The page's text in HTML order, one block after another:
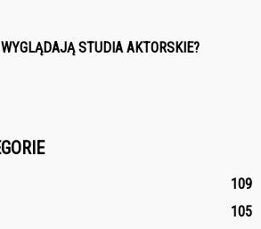
STUDIA AKTORSKIE?
109
105